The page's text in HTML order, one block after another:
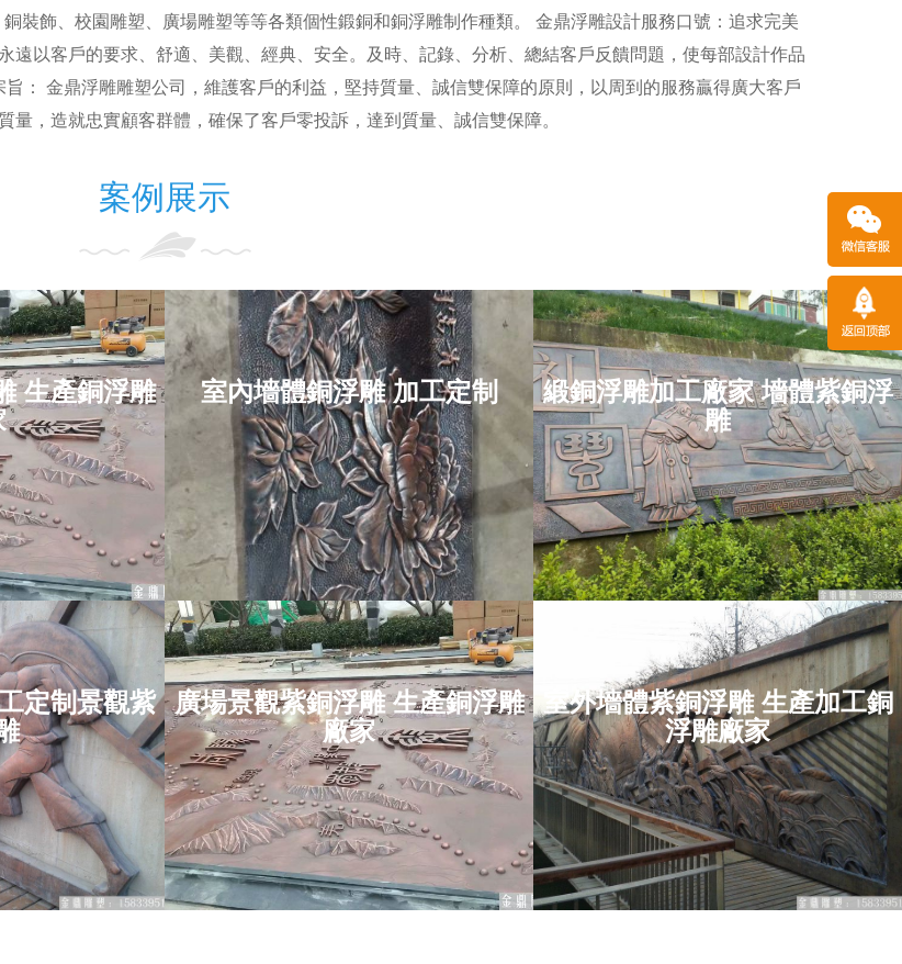
裝飾、校園雕塑、廣場雕塑等等各類個性鍛銅和銅浮雕制作種類。 金鼎浮雕設計服務口號：追求完美
遠以客戶的要求、舒適、美觀、經典、安全。及時、記錄、分析、總結客戶反饋問題，使每部設計作品
： 金鼎浮雕雕塑公司，維護客戶的利益，堅持質量、誠信雙保障的原則，以周到的服務贏得廣大客戶
量，造就忠實顧客群體，確保了客戶零投訴，達到質量、誠信雙保障。
案例展示
生產銅浮雕
浮雕 生
廠家
蘇省
室內墻體銅浮雕 加工定制
室內墻體銅浮雕 加工
定制
項目位于：黑龍江省
緞銅浮雕加工廠家 墻體紫銅浮
雕
緞銅浮雕加工廠家 墻
體紫銅浮雕
項目位于：遼寧省
定制景觀紫
加工定
浮雕
林省
廣場景觀紫銅浮雕 生產銅浮雕
廠家
廣場景觀紫銅浮雕 生
產銅浮雕廠家
項目位于：江蘇省
室外墻體紫銅浮雕 生產加工銅
浮雕廠家
室外墻體紫銅浮雕 生
產加工銅浮雕廠家
項目位于：黑龍江省